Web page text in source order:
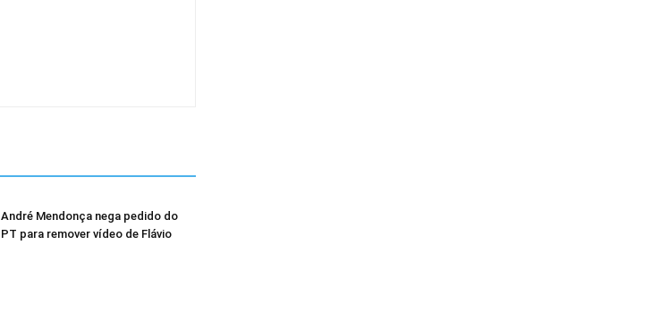
André Mendonça nega pedido do
PT para remover vídeo de Flávio